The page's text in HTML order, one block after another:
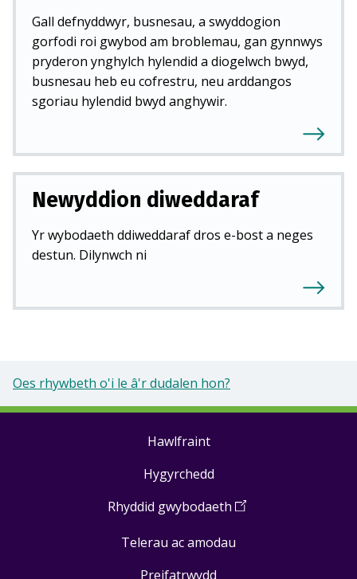
Gall defnyddwyr, busnesau, a swyddogion
gorfodi roi gwybod am broblemau, gan gynnwys
pryderon ynghylch hylendid a diogelwch bwyd,
busnesau heb eu cofrestru, neu arddangos
sgoriau hylendid bwyd anghywir.
Newyddion diweddaraf
Yr wybodaeth ddiweddaraf dros e-bost a neges
destun. Dilynwch ni
Oes rhywbeth o'i le â'r dudalen hon?
Hawlfraint
Hygyrchedd
Rhyddid gwybodaeth (Open
a
Telerau ac amodau
Preifatrwydd